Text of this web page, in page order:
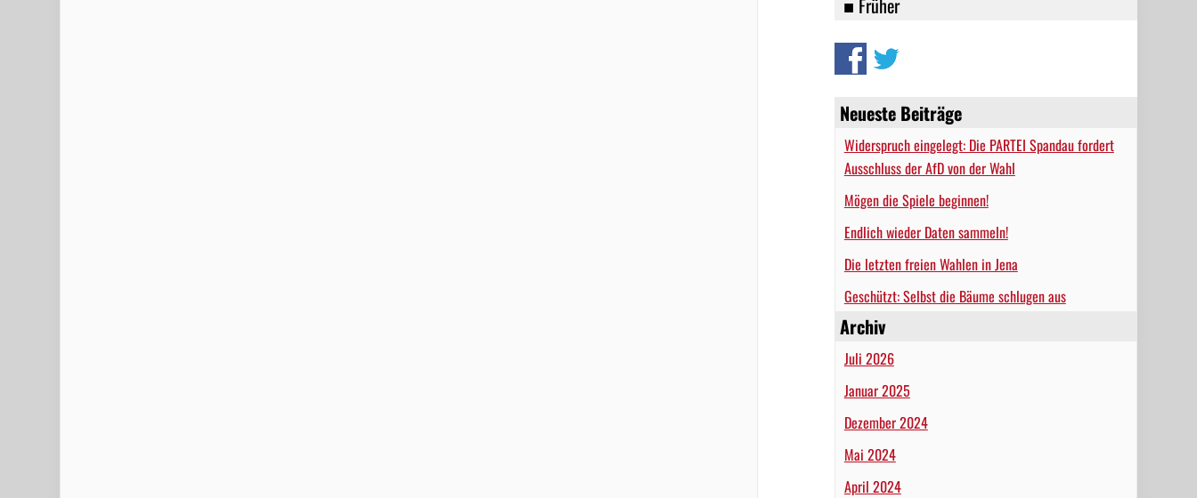
■ Früher
Neueste Beiträge
Widerspruch eingelegt: Die PARTEI Spandau fordert
Ausschluss der AfD von der Wahl
Mögen die Spiele beginnen!
Endlich wieder Daten sammeln!
Die letzten freien Wahlen in Jena
Geschützt: Selbst die Bäume schlugen aus
Archiv
Juli 2026
Januar 2025
Dezember 2024
Mai 2024
April 2024